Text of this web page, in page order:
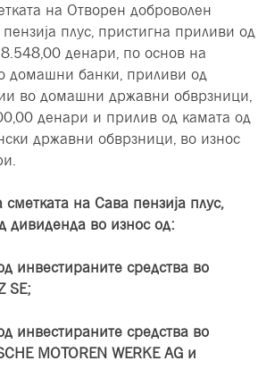
на Отворен доброволен
плус, пристигна приливи од
денари, по основ на
домашни банки, приливи од
во домашни државни обврзници,
денари и прилив од каматa од
државни обврзници, во износ
на Сава пензија плус,
дивиденда во износ од:
средства во
SE;
средства во
MOTOREN WERKE AG и